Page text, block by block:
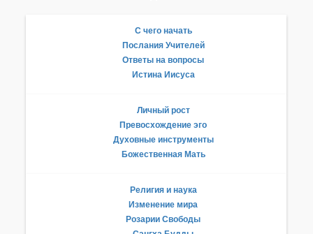
С чего начать
Послания Учителей
Ответы на вопросы
Истина Иисуса
Личный рост
Превосхождение эго
Духовные инструменты
Божественная Мать
Религия и наука
Изменение мира
Розарии Свободы